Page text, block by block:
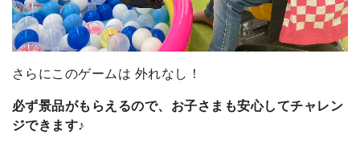
さらにこのゲームは 外れなし！
必ず景品がもらえるので、お子さまも安心してチャレン
ジできます♪